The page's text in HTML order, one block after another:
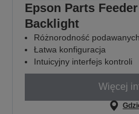
Epson Parts
Backlight
Różnorodność
Łatwa konfiguracja
Intuicyjny interfejs kontroli
Więcej